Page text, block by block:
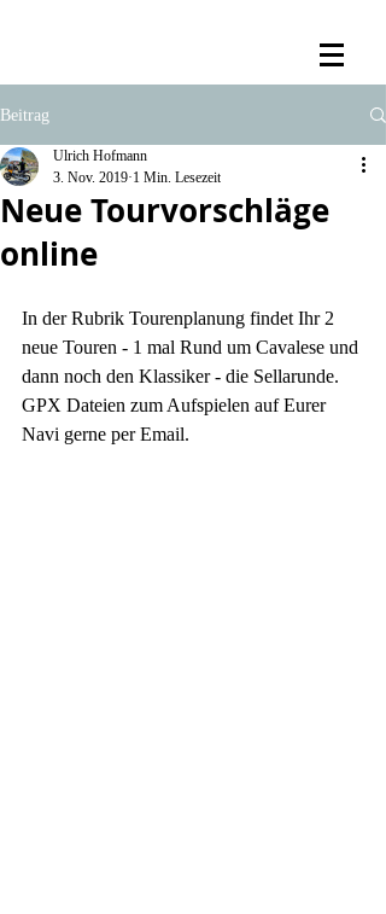
Beitrag
Neue Tourvorschläge
online
Ulrich Hofmann
3. Nov. 2019 1 Min. Lesezeit
In der Rubrik Tourenplanung findet Ihr 2
neue Touren - 1 mal Rund um Cavalese und
dann noch den Klassiker - die Sellarunde.
GPX Dateien zum Aufspielen auf Eurer
Navi gerne per Email.